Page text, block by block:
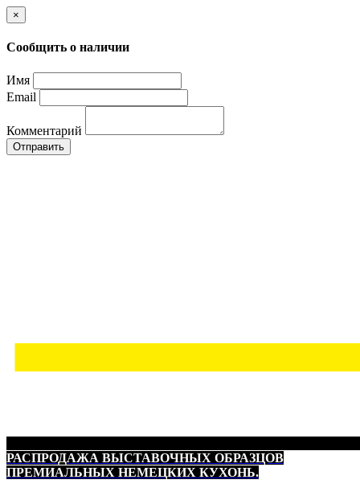
×
Сообщить о наличии
Имя
Email
Комментарий
Отправить
РАСПРОДАЖА ВЫСТАВОЧНЫХ ОБРАЗЦОВ
ПРЕМИАЛЬНЫХ НЕМЕЦКИХ КУХОНЬ.